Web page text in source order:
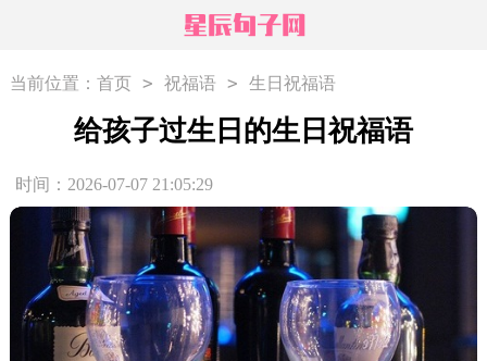
当前位置： 首页 > 祝福语 > 生日祝福语
给孩子过生日的生日祝福语
时间：2026-07-07 21:05:29